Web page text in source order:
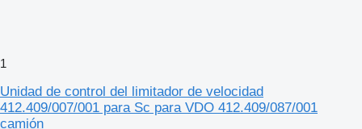
1
Unidad de control del limitador de velocidad
412.409/007/001 para Sc para VDO 412.409/087/001
camión